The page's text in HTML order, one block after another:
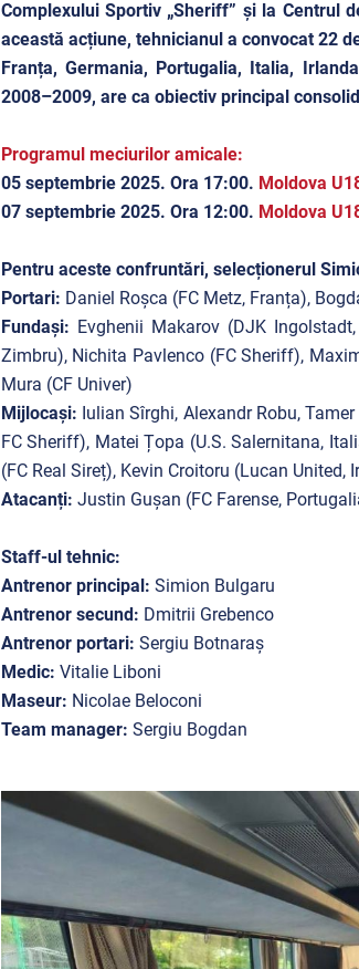
Complexului Sportiv „Sheriff” și la Centrul
această acțiune, tehnicianul a convocat 22
Franța, Germania, Portugalia, Italia,
2008–2009, are ca obiectiv principal
Programul meciurilor amicale:
05 septembrie 2025. Ora 17:00. Moldova
07 septembrie 2025. Ora 12:00. Moldova
Pentru aceste confruntări, selecționerul
Portari: Daniel Roșca (FC Metz, Franța),
Fundași: Evghenii Makarov (DJK
Zimbru), Nichita Pavlenco (FC Sheriff),
Mura (CF Univer)
Mijlocași: Iulian Sîrghi, Alexandr Robu,
FC Sheriff), Matei Țopa (U.S. Salernitana,
(FC Real Sireț), Kevin Croitoru (Lucan
Atacanți: Justin Gușan (FC Farense,
Staff-ul tehnic:
Antrenor principal: Simion Bulgaru
Antrenor secund: Dmitrii Grebenco
Antrenor portari: Sergiu Botnaraș
Medic: Vitalie Liboni
Maseur: Nicolae Beloconi
Team manager: Sergiu Bogdan